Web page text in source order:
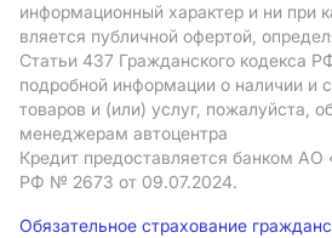
информационный характер и ни при
вляется публичной офертой,
Статьи 437 Гражданского кодекса
подробной информации о наличии и
товаров и (или) услуг, пожалуйста,
менеджерам автоцентра
Кредит предоставляется банком АO
РФ № 2673 от 09.07.2024.
Обязательное страхование